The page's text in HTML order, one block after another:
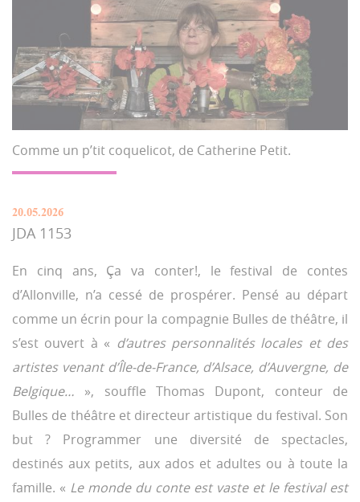
Comme un p’tit coquelicot, de Catherine Petit.
20.05.2026
JDA 1153
En cinq ans, Ça va conter!, le festival de contes
d’Allonville, n’a cessé de prospérer. Pensé au départ
comme un écrin pour la compagnie Bulles de théâtre, il
s’est ouvert à « d’autres personnalités locales et des
artistes venant d’Île-de-France, d’Alsace, d’Auvergne, de
Belgique… », souffle Thomas Dupont, conteur de
Bulles de théâtre et directeur artistique du festival. Son
but ? Programmer une diversité de spectacles,
destinés aux petits, aux ados et adultes ou à toute la
famille. « Le monde du conte est vaste et le festival est